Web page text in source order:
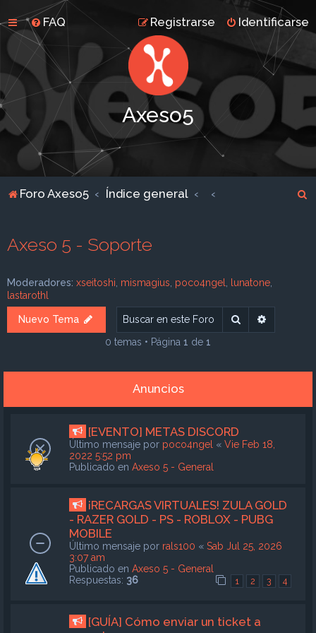
FAQ Identificarse
Registrarse
Axeso5
Foro Axeso5 Índice general
Axeso 5 - Soporte
Moderadores: xseitoshi mismagius poco4ngel lunatone
lastarothl
Nuevo Tema Buscar
0 temas • Página 1 de 1
Anuncios
[EVENTO] METAS DISCORD
Último mensaje por poco4ngel « Vie Feb 18,
2022 5:52 pm
Publicado en Axeso 5 - General
¡RECARGAS VIRTUALES! ZULA GOLD
- RAZER GOLD - PS - ROBLOX - PUBG
MOBILE
Último mensaje por rals100 « Sab Jul 25, 2026
3:07 am
Publicado en Axeso 5 - General
Respuestas: 36 1 2 3 4
[GUÍA] Cómo enviar un ticket a